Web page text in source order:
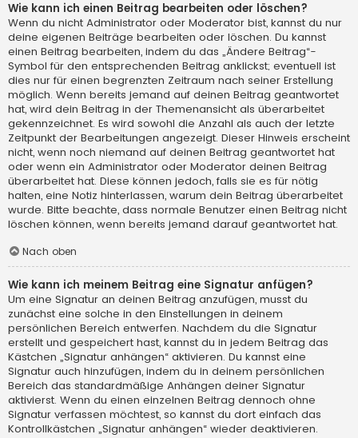
Wie kann ich einen Beitrag bearbeiten oder löschen?
Wenn du nicht Administrator oder Moderator bist, kannst du nur
deine eigenen Beiträge bearbeiten oder löschen. Du kannst
einen Beitrag bearbeiten, indem du das „Ändere Beitrag“-
Symbol für den entsprechenden Beitrag anklickst; eventuell ist
dies nur für einen begrenzten Zeitraum nach seiner Erstellung
möglich. Wenn bereits jemand auf deinen Beitrag geantwortet
hat, wird dein Beitrag in der Themenansicht als überarbeitet
gekennzeichnet. Es wird sowohl die Anzahl als auch der letzte
Zeitpunkt der Bearbeitungen angezeigt. Dieser Hinweis erscheint
nicht, wenn noch niemand auf deinen Beitrag geantwortet hat
oder wenn ein Administrator oder Moderator deinen Beitrag
überarbeitet hat. Diese können jedoch, falls sie es für nötig
halten, eine Notiz hinterlassen, warum dein Beitrag überarbeitet
wurde. Bitte beachte, dass normale Benutzer einen Beitrag nicht
löschen können, wenn bereits jemand darauf geantwortet hat.
Nach oben
Wie kann ich meinem Beitrag eine Signatur anfügen?
Um eine Signatur an deinen Beitrag anzufügen, musst du
zunächst eine solche in den Einstellungen in deinem
persönlichen Bereich entwerfen. Nachdem du die Signatur
erstellt und gespeichert hast, kannst du in jedem Beitrag das
Kästchen „Signatur anhängen“ aktivieren. Du kannst eine
Signatur auch hinzufügen, indem du in deinem persönlichen
Bereich das standardmäßige Anhängen deiner Signatur
aktivierst. Wenn du einen einzelnen Beitrag dennoch ohne
Signatur verfassen möchtest, so kannst du dort einfach das
Kontrollkästchen „Signatur anhängen“ wieder deaktivieren.